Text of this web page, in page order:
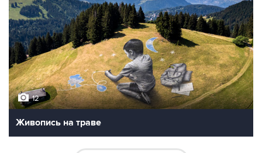
12
Живопись на траве